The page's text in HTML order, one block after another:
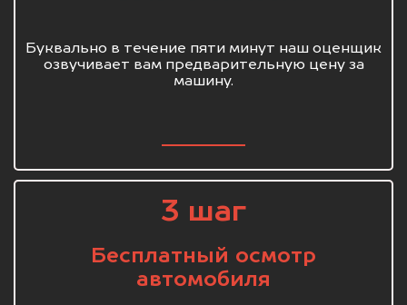
Буквально в течение пяти минут наш оценщик
озвучивает вам предварительную цену за
машину.
3 шаг
Бесплатный осмотр
автомобиля